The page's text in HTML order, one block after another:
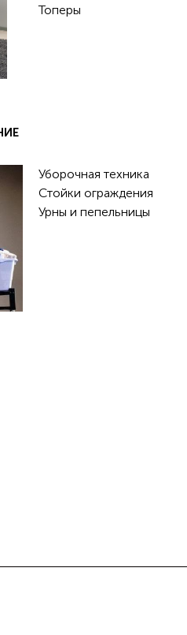
Топеры
Уборочная техника
Стойки ограждения
Урны и пепельницы